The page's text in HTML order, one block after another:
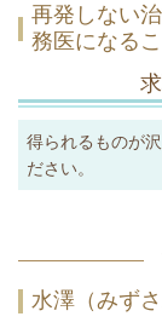
再発しない
務医になるこ
得られるものが
ださい。
水澤（みずさ